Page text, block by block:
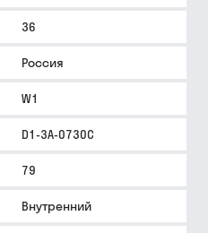
36
Россия
W1
D1-3A-0730C
79
Внутренний